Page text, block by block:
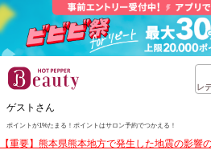
レ
ゲストさん
ポイントが1%たまる！ ポイントはサロン予約でつかえる！
【重要】熊本県熊本地方で発生した地震の影響